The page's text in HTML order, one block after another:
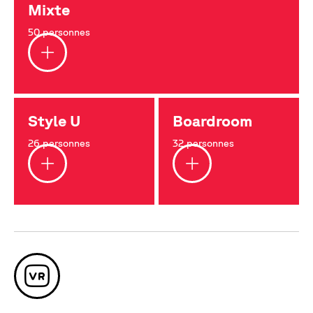
Mixte
50 personnes
Style U
26 personnes
Boardroom
32 personnes